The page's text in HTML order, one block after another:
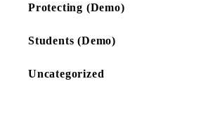
Protecting (Demo)
Students (Demo)
Uncategorized